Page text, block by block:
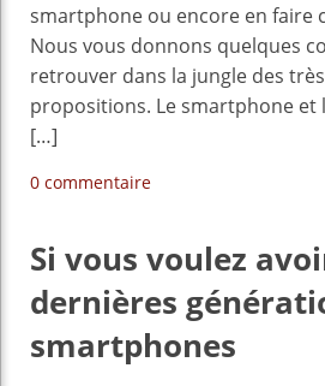
smartphone ou encore en faire
Nous vous donnons quelques
retrouver dans la jungle des
propositions. Le smartphone et
[…]
0 commentaire
Si vous voulez
dernières
smartphones